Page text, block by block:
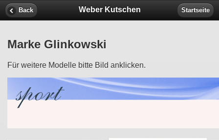
Back Weber Kutschen Startseite
Marke Glinkowski
Für weitere Modelle bitte Bild anklicken.